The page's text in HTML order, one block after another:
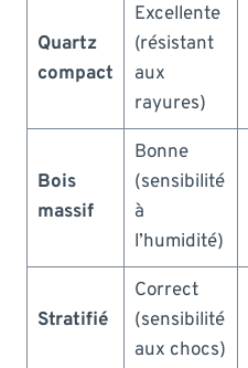
Quartz
compact
Excellente
(résistant
aux
rayures)
Bois
massif
Bonne
(sensibilité
à
l’humidité)
Stratifié
Correct
(sensibilité
aux chocs)